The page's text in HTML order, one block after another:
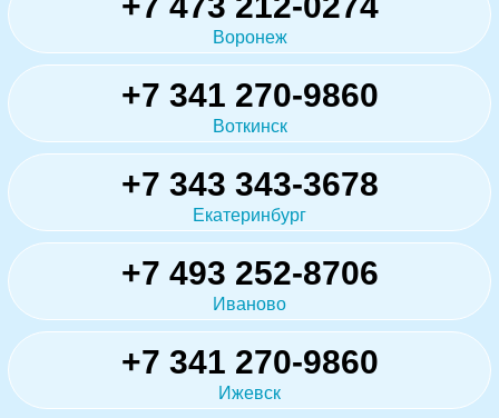
Воронеж
+7 341 270-9860
Воткинск
+7 343 343-3678
Екатеринбург
+7 493 252-8706
Иваново
+7 341 270-9860
Ижевск